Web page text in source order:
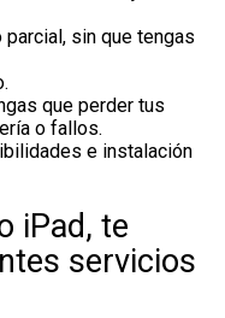
sin que tengas
que perder tus
o fallos.
e instalación
iPad, te
servicios